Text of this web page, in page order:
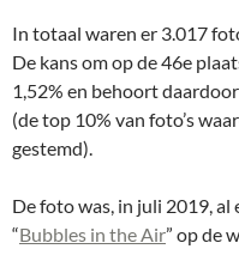
In totaal waren er 3.017
De kans om op de 46e
1,52% en behoort
(de top 10% van foto’s
gestemd).
De foto was, in juli 2019,
“Bubbles in the Air” op de